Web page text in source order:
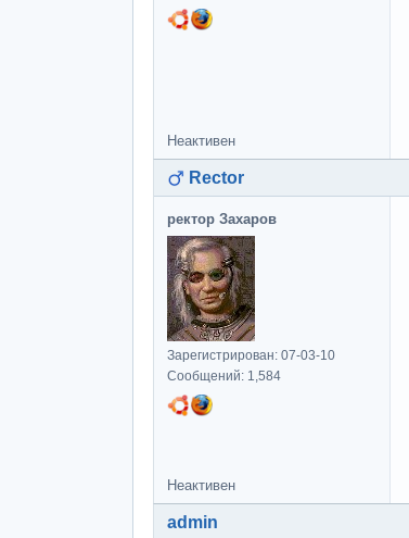
Неактивен
Rector
ректор Захаров
Зарегистрирован: 07-03-10
Сообщений: 1,584
Неактивен
admin